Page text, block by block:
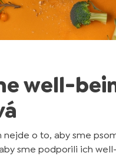
well-
nejde o to, aby sme
sme podporili ich